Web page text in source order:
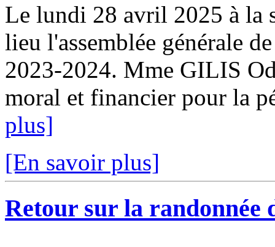
Le lundi 28 avril 2025 à la
lieu l'assemblée générale
2023-2024. Mme GILIS
moral et financier pour la
plus]
[En savoir plus]
Retour sur la randonnée